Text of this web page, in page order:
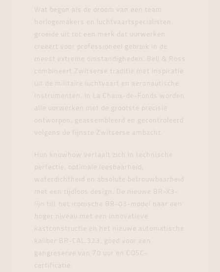
Wat begon als de droom van een team
horlogemakers en luchtvaartspecialisten,
groeide uit tot een merk dat uurwerken
creëert voor professioneel gebruik in de
meest extreme omstandigheden. Bell & Ross
combineert Zwitserse traditie met inspiratie
uit de militaire luchtvaart en aeronautische
instrumenten. In La Chaux-de-Fonds worden
alle uurwerken met de grootste precisie
ontworpen, geassembleerd en gecontroleerd
volgens de fijnste Zwitserse ambacht.
Hun knowhow vertaalt zich in technische
perfectie, optimale leesbaarheid,
waterdichtheid en absolute betrouwbaarheid
met een tijdloos design. De nieuwe BR-X3-
lijn tilt het iconische BR-03-model naar een
hoger niveau met een innovatieve
kastconstructie en het nieuwe automatische
kaliber BR-CAL.323, goed voor een
gangreserve van 70 uur en COSC-
certificatie.